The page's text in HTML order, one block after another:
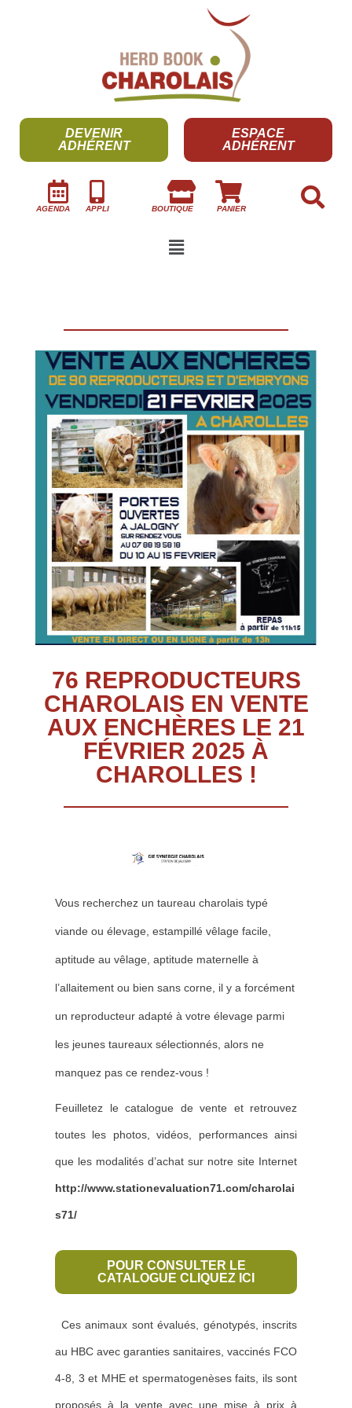
DEVENIR
ADHÉRENT
ESPACE
ADHÉRENT
AGENDA APPLI BOUTIQUE PANIER
76 REPRODUCTEURS
CHAROLAIS EN VENTE
AUX ENCHÈRES LE 21
FÉVRIER 2025 À
CHAROLLES !
Vous recherchez un taureau charolais typé
viande ou élevage, estampillé vêlage facile,
aptitude au vêlage, aptitude maternelle à
l’allaitement ou bien sans corne, il y a forcément
un reproducteur adapté à votre élevage parmi
les jeunes taureaux sélectionnés, alors ne
manquez pas ce rendez-vous !
Feuilletez le catalogue de vente et retrouvez
toutes les photos, vidéos, performances ainsi
que les modalités d’achat sur notre site Internet
http://www.stationevaluation71.com/charolai
s71/
POUR CONSULTER LE
CATALOGUE CLIQUEZ ICI
Ces animaux sont évalués, génotypés, inscrits
au HBC avec garanties sanitaires, vaccinés FCO
4-8, 3 et MHE et spermatogenèses faits, ils sont
proposés à la vente avec une mise à prix à